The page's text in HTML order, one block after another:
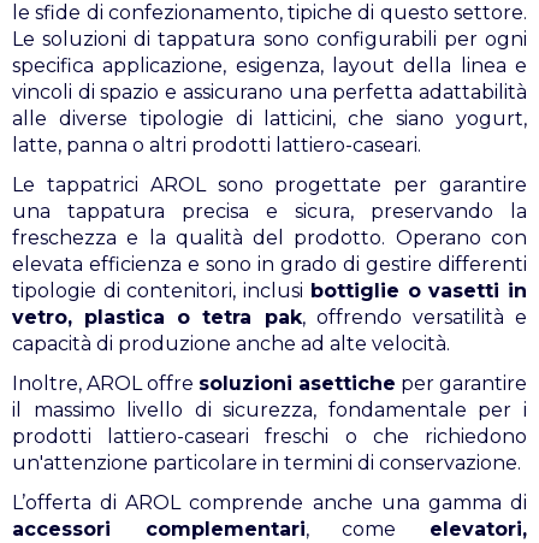
le sfide di confezionamento, tipiche di questo settore.
Le soluzioni di tappatura sono configurabili per ogni
specifica applicazione, esigenza, layout della linea e
vincoli di spazio e assicurano una perfetta adattabilità
alle diverse tipologie di latticini, che siano yogurt,
latte, panna o altri prodotti lattiero-caseari.
Le tappatrici AROL sono progettate per garantire
una tappatura precisa e sicura, preservando la
freschezza e la qualità del prodotto. Operano con
elevata efficienza e sono in grado di gestire differenti
tipologie di contenitori, inclusi bottiglie o vasetti in
vetro, plastica o tetra pak, offrendo versatilità e
capacità di produzione anche ad alte velocità.
Inoltre, AROL offre soluzioni asettiche per garantire
il massimo livello di sicurezza, fondamentale per i
prodotti lattiero-caseari freschi o che richiedono
un'attenzione particolare in termini di conservazione.
L’offerta di AROL comprende anche una gamma di
accessori complementari, come elevatori,